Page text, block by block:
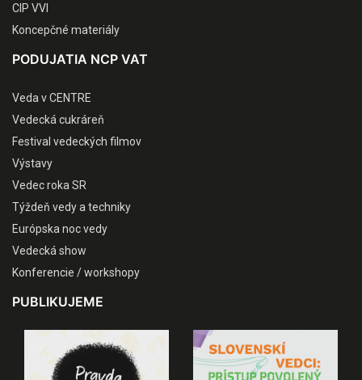
CIP VVI
Koncepčné materiály
PODUJATIA NCP VAT
Veda v CENTRE
Vedecká cukráreň
Festival vedeckých filmov
Výstavy
Vedec roka SR
Týždeň vedy a techniky
Európska noc vedy
Vedecká show
Konferencie / workshopy
PUBLIKUJEME